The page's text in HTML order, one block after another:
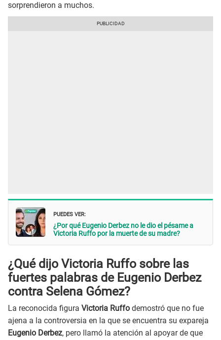
sorprendieron a muchos.
PUEDES VER:
¿Por qué Eugenio Derbez no le dio el pésame a
Victoria Ruffo por la muerte de su madre?
¿Qué dijo Victoria Ruffo sobre las
fuertes palabras de Eugenio Derbez
contra Selena Gómez?
La reconocida figura Victoria Ruffo demostró que no fue
ajena a la controversia en la que se encuentra su expareja
Eugenio Derbez, pero llamó la atención al apoyar de que